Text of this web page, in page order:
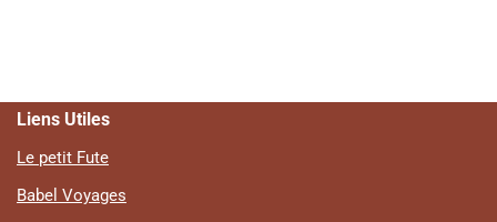
Liens Utiles
Le petit Fute
Babel Voyages